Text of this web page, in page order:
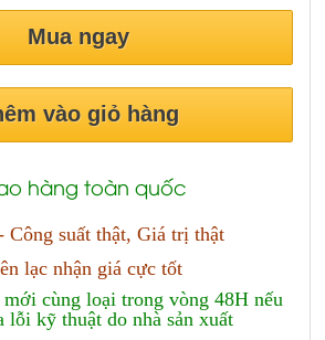
Mua ngay
vào giỏ hàng
hàng toàn quốc
suất thật, Giá trị thật
lạc nhận giá cực tốt
cùng loại trong vòng 48H nếu
lỗi kỹ thuật do nhà sản xuất